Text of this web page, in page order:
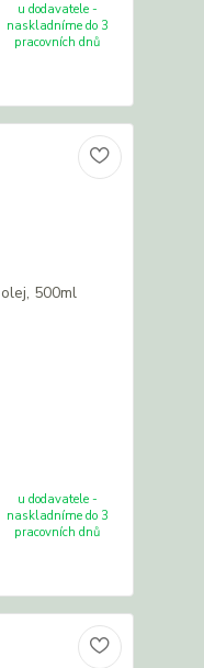
u dodavatele -
naskladníme do 3
pracovních dnů
u dodavatele -
naskladníme do 3
pracovních dnů